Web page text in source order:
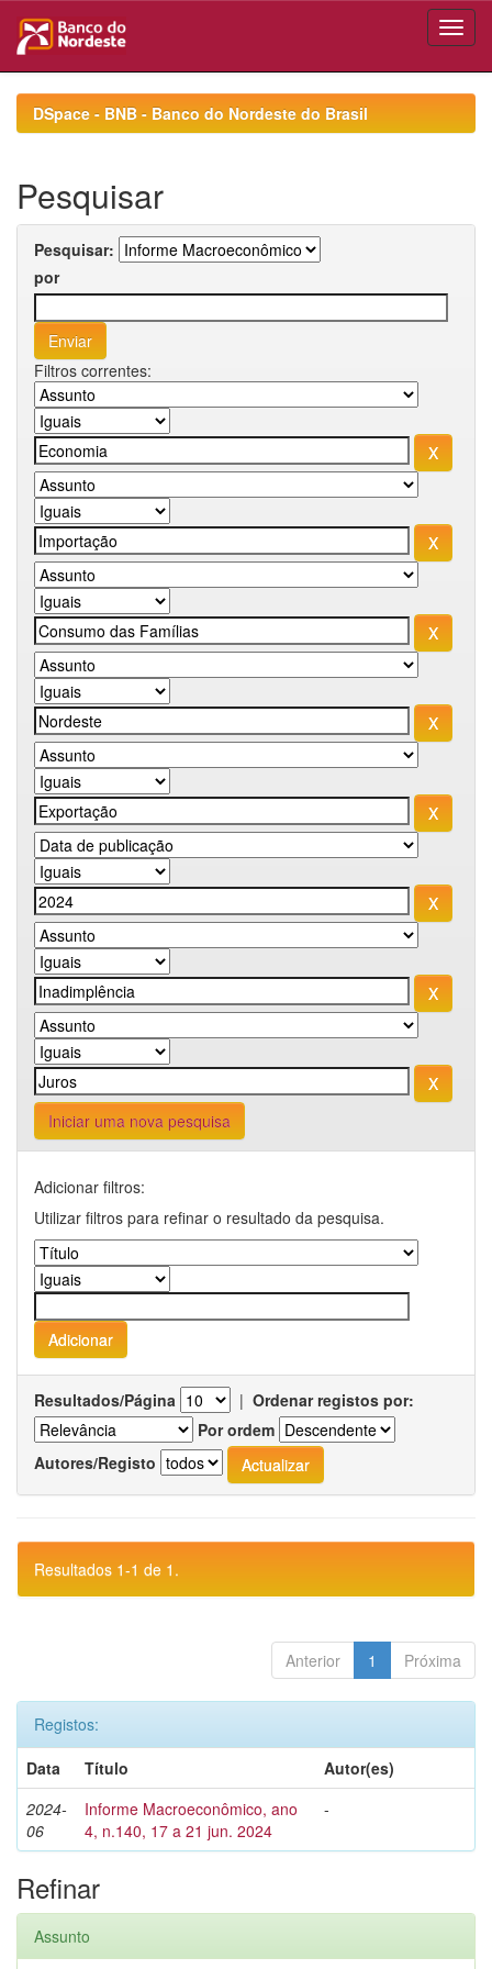
navigationDSpace - BNB - Banco do Nordeste do Brasil
Pesquisar
Pesquisar:
por
Filtros correntes:
Iniciar uma nova pesquisa
Adicionar filtros:
Utilizar filtros para refinar o resultado da pesquisa.
Resultados/Página | Ordenar registos por:
Por ordem
Autores/Registo
Resultados 1-1 de 1.
Anterior 1 Próxima
Registos:
Data
Título
Autor(es)
2024-
06
Informe Macroeconômico, ano
4, n.140, 17 a 21 jun. 2024
-
Refinar
Assunto